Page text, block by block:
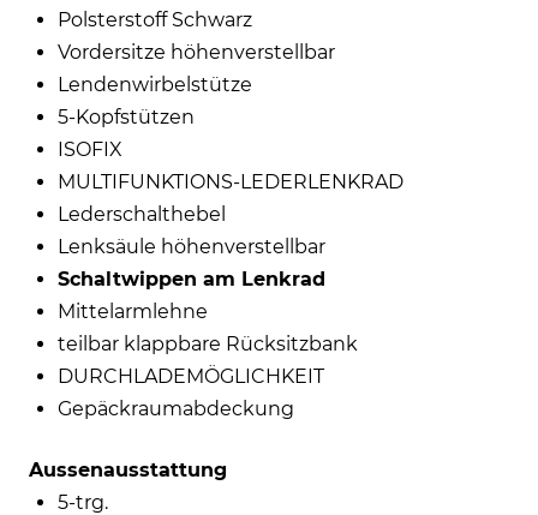
Polsterstoff Schwarz
Vordersitze höhenverstellbar
Lendenwirbelstütze
5-Kopfstützen
ISOFIX
MULTIFUNKTIONS-LEDERLENKRAD
Lederschalthebel
Lenksäule höhenverstellbar
Schaltwippen am Lenkrad
Mittelarmlehne
teilbar klappbare Rücksitzbank
DURCHLADEMÖGLICHKEIT
Gepäckraumabdeckung
Aussenausstattung
5-trg.